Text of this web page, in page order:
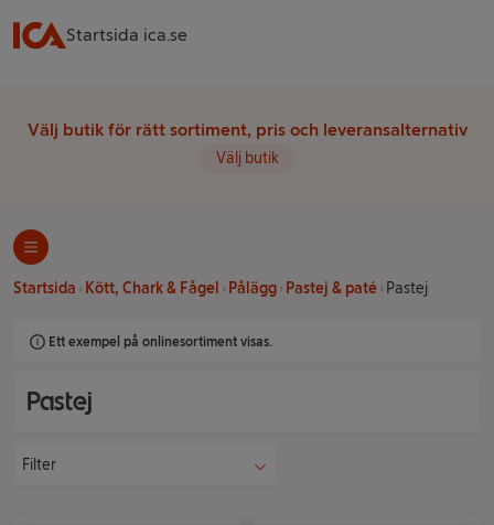
Startsida ica.se
Välj butik för rätt sortiment, pris och leveransalternativ
Välj butik
Startsida Kött, Chark & Fågel Pålägg Pastej & paté Pastej
Ett exempel på onlinesortiment visas.
Pastej
Filter